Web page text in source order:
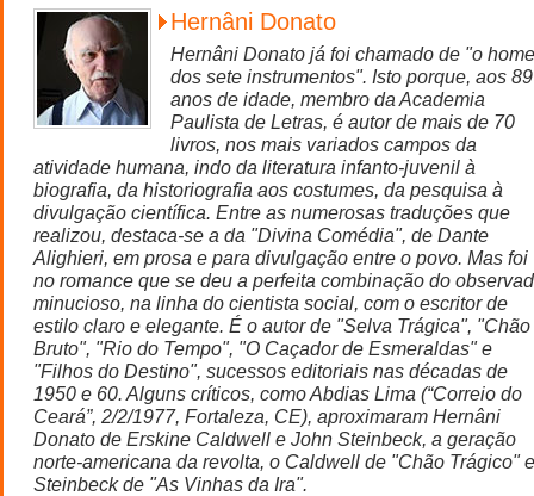
Hernâni Donato
Hernâni Donato já foi chamado de "o
dos sete instrumentos". Isto porque, aos 89
anos de idade, membro da Academia
Paulista de Letras, é autor de mais de 70
livros, nos mais variados campos da
atividade humana, indo da literatura infanto-juvenil à
biografia, da historiografia aos costumes, da pesquisa à
divulgação científica. Entre as numerosas traduções que
realizou, destaca-se a da "Divina Comédia", de Dante
Alighieri, em prosa e para divulgação entre o povo. Mas foi
no romance que se deu a perfeita combinação do
minucioso, na linha do cientista social, com o escritor de
estilo claro e elegante. É o autor de "Selva Trágica", "Chão
Bruto", "Rio do Tempo", "O Caçador de Esmeraldas" e
"Filhos do Destino", sucessos editoriais nas décadas de
1950 e 60. Alguns críticos, como Abdias Lima (“Correio do
Ceará”, 2/2/1977, Fortaleza, CE), aproximaram Hernâni
Donato de Erskine Caldwell e John Steinbeck, a geração
norte-americana da revolta, o Caldwell de "Chão Trágico"
Steinbeck de "As Vinhas da Ira".